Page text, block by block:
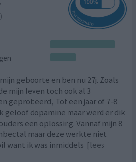
geboorte en ben nu 27j. Zoals
mijn leven toch ook al 3
geprobeerd, Tot een jaar of 7-8
geloof dopamine maar werd er dik
een oplossing. Vannaf mijn 8
maar deze werkte niet
want ik was inmiddels [lees